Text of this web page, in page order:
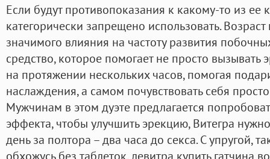
Если будут противопоказания к какому-то из ее
категорически запрещено использовать.
значимого влияния на частоту развития
средство, которое помогает не просто
на протяжении нескольких часов, помогая
наслаждения, а самом почувствовать себя
Мужчинам в этом дуэте предлагается
эффекта, чтобы улучшить эрекцию, Витегра
день за полтора – два часа до секса. С упругой,
обхожусь без таблеток, левитра купить